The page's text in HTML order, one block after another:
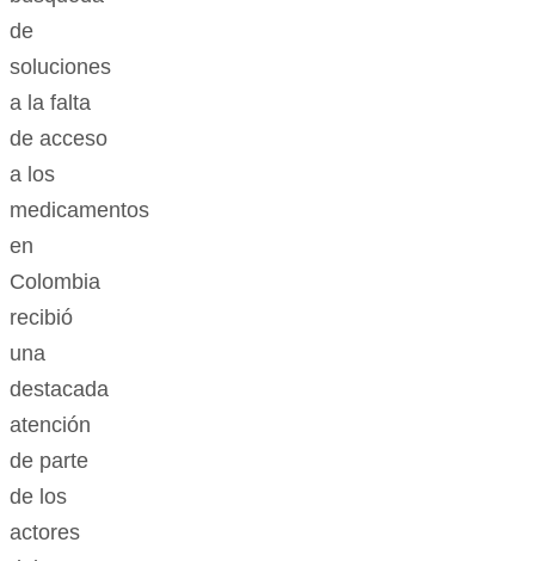
de
soluciones
a la falta
de acceso
a los
medicamentos
en
Colombia
recibió
una
destacada
atención
de parte
de los
actores